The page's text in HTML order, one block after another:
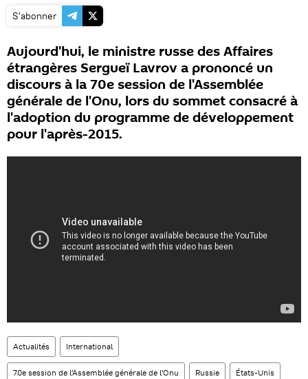
S'abonner
Aujourd'hui, le ministre russe des Affaires
étrangères Sergueï Lavrov a prononcé un
discours à la 70e session de l'Assemblée
générale de l'Onu, lors du sommet consacré à
l'adoption du programme de développement
pour l'après-2015.
Actualités International
70e session de l'Assemblée générale de l'Onu Russie États-Unis